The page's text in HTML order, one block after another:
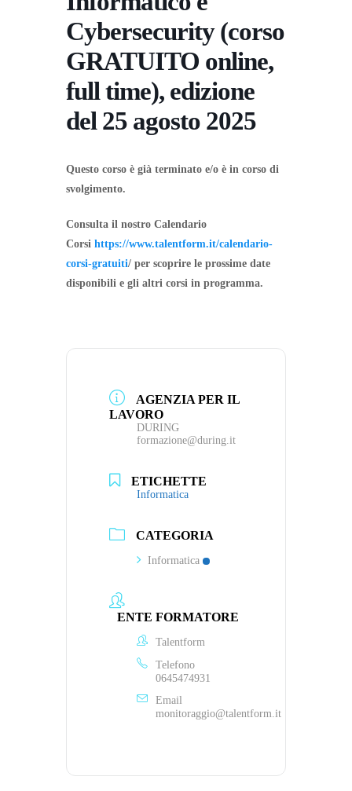
Cybersecurity (corso
GRATUITO online,
full time), edizione
del 25 agosto 2025
Questo corso è già terminato e/o è in corso di
svolgimento.
Consulta il nostro Calendario
Corsi https://www.talentform.it/calendario-
corsi-gratuiti/ per scoprire le prossime date
disponibili e gli altri corsi in programma.
AGENZIA PER IL
LAVORO
DURING
formazione@during.it
ETICHETTE
Informatica
CATEGORIA
Informatica
ENTE FORMATORE
Talentform
Telefono
0645474931
Email
monitoraggio@talentform.it